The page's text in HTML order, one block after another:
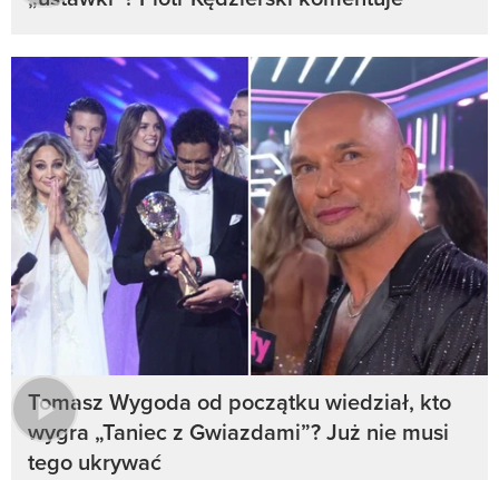
Tomasz Wygoda od początku wiedział, kto
wygra „Taniec z Gwiazdami”? Już nie musi
tego ukrywać